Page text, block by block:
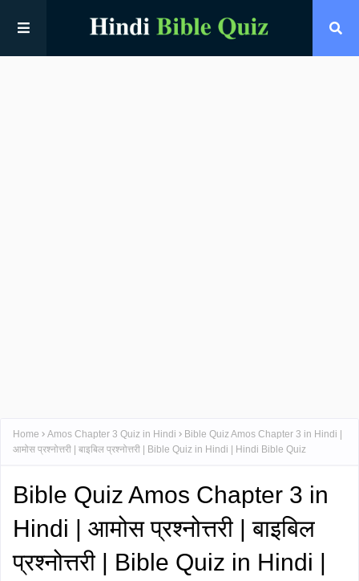
Home Amos Chapter 3 Quiz in Hindi
Bible Quiz Amos Chapter 3 in Hindi |
आमोस प्रश्नोत्तरी | बाइबिल प्रश्नोत्तरी | Bible Quiz in Hindi | Hindi Bible Quiz
Bible Quiz Amos Chapter 3 in
Hindi | आमोस प्रश्नोत्तरी | बाइबिल
प्रश्नोत्तरी | Bible Quiz in Hindi |